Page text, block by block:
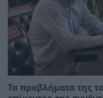
Τα προβλήματα της